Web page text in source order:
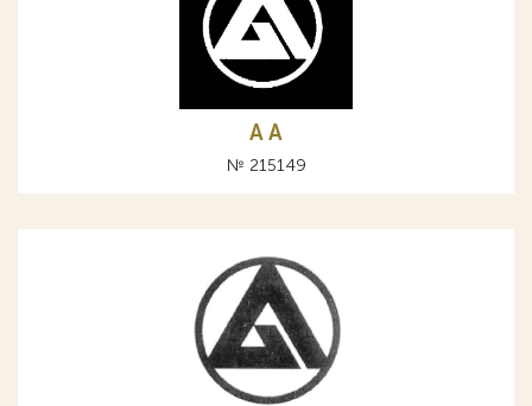
A А
№ 215149